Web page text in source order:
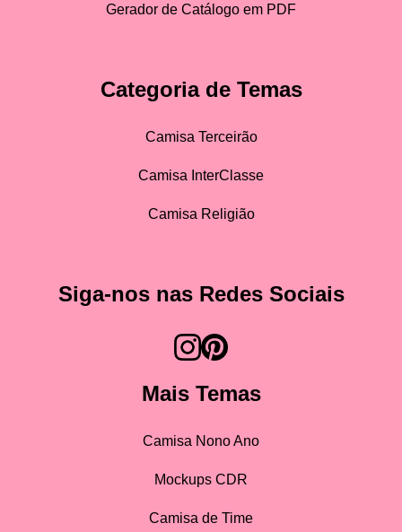
Gerador de Catálogo em PDF
Categoria de Temas
Camisa Terceirão
Camisa InterClasse
Camisa Religião
Siga-nos nas Redes Sociais
Mais Temas
Camisa Nono Ano
Mockups CDR
Camisa de Time